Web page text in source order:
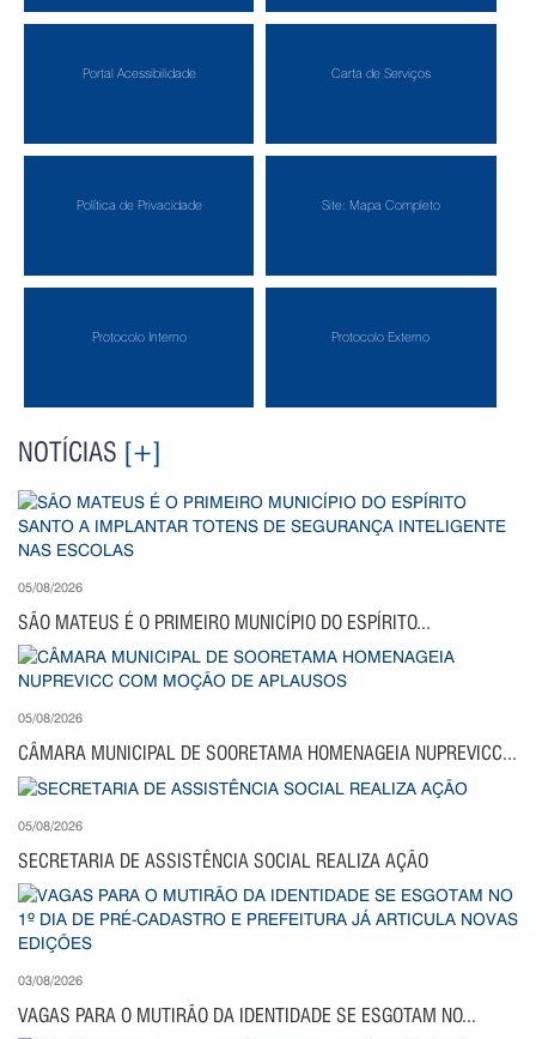
Portal Acessibilidade Carta de Serviços
Política de Privacidade Site: Mapa Completo
Protocolo Interno Protocolo Externo
NOTÍCIAS [+]
05/08/2026
SÃO MATEUS É O PRIMEIRO MUNICÍPIO DO ESPÍRITO...
05/08/2026
CÂMARA MUNICIPAL DE SOORETAMA HOMENAGEIA NUPREVICC...
05/08/2026
SECRETARIA DE ASSISTÊNCIA SOCIAL REALIZA AÇÃO
03/08/2026
VAGAS PARA O MUTIRÃO DA IDENTIDADE SE ESGOTAM NO...